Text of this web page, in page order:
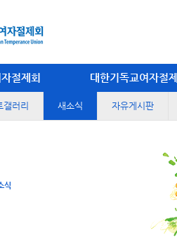
절제회 대한기독교여자절
갤러리 새소식 자유게시판
식